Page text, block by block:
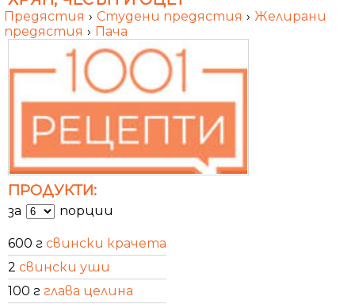
Предястия › Студени предястия › Желирани
предястия › Пача
ПРОДУКТИ:
за порции
600 г свински крачета
2 свински уши
100 г глава целина